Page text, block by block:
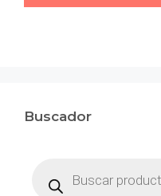
Buscador
productos